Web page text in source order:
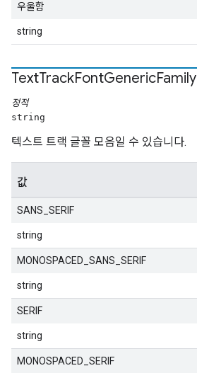
우울함
string
TextTrackFontGenericFamily
정적
string
텍스트 트랙 글꼴 모음일 수 있습니다.
값
SANS_SERIF
string
MONOSPACED_SANS_SERIF
string
SERIF
string
MONOSPACED_SERIF